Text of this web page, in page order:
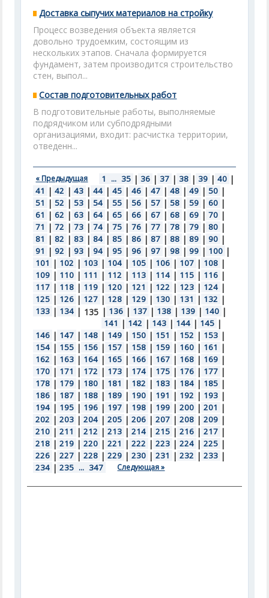
Доставка сыпучих материалов на стройку
Процесс возведения объекта является
довольно трудоемким, состоящим из
нескольких этапов. Сначала формируется
фундамент, затем производится строительство
стен, выпол...
Состав подготовительных работ
В подготовительные работы, выполняемые
подрядчиком или субподрядными
организациями, входит: расчистка территории,
отведенн...
« Предыдущая 1 ... 35 | 36 | 37 | 38 | 39 | 40 |
41 | 42 | 43 | 44 | 45 | 46 | 47 | 48 | 49 | 50 |
51 | 52 | 53 | 54 | 55 | 56 | 57 | 58 | 59 | 60 |
61 | 62 | 63 | 64 | 65 | 66 | 67 | 68 | 69 | 70 |
71 | 72 | 73 | 74 | 75 | 76 | 77 | 78 | 79 | 80 |
81 | 82 | 83 | 84 | 85 | 86 | 87 | 88 | 89 | 90 |
91 | 92 | 93 | 94 | 95 | 96 | 97 | 98 | 99 | 100 |
101 | 102 | 103 | 104 | 105 | 106 | 107 | 108 |
109 | 110 | 111 | 112 | 113 | 114 | 115 | 116 |
117 | 118 | 119 | 120 | 121 | 122 | 123 | 124 |
125 | 126 | 127 | 128 | 129 | 130 | 131 | 132 |
133 | 134 | 135 | 136 | 137 | 138 | 139 | 140 |
141 | 142 | 143 | 144 | 145 |
146 | 147 | 148 | 149 | 150 | 151 | 152 | 153 |
154 | 155 | 156 | 157 | 158 | 159 | 160 | 161 |
162 | 163 | 164 | 165 | 166 | 167 | 168 | 169 |
170 | 171 | 172 | 173 | 174 | 175 | 176 | 177 |
178 | 179 | 180 | 181 | 182 | 183 | 184 | 185 |
186 | 187 | 188 | 189 | 190 | 191 | 192 | 193 |
194 | 195 | 196 | 197 | 198 | 199 | 200 | 201 |
202 | 203 | 204 | 205 | 206 | 207 | 208 | 209 |
210 | 211 | 212 | 213 | 214 | 215 | 216 | 217 |
218 | 219 | 220 | 221 | 222 | 223 | 224 | 225 |
226 | 227 | 228 | 229 | 230 | 231 | 232 | 233 |
234 | 235 ... 347 Следующая »